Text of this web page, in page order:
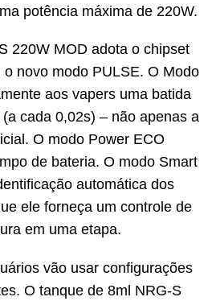
potência máxima de 220W.
220W MOD adota o chipset
novo modo PULSE. O Modo
aos vapers uma batida
cada 0,02s) – não apenas a
O modo Power ECO
de bateria. O modo Smart
automática dos
ele forneça um controle de
em uma etapa.
vão usar configurações
O tanque de 8ml NRG-S